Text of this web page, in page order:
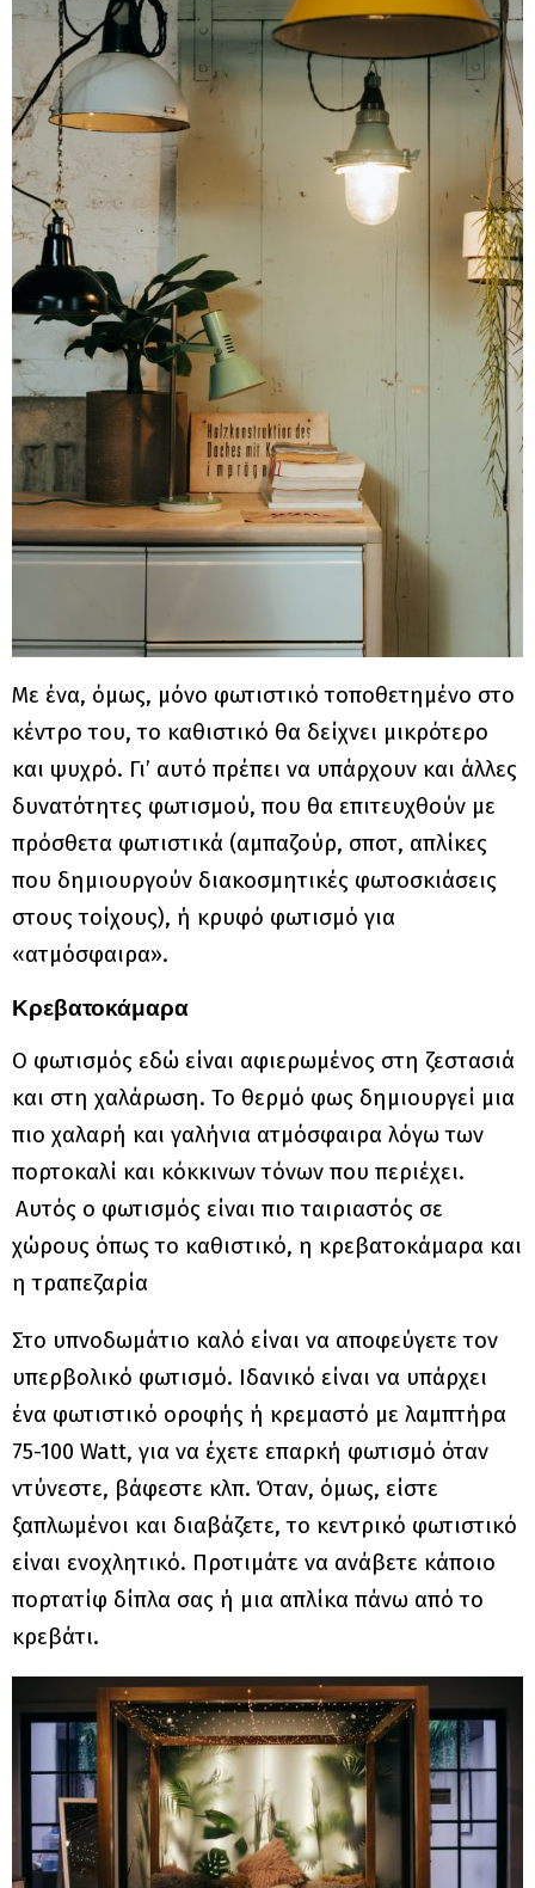
Με ένα, όμως, μόνο φωτιστικό τοποθετημένο στο
κέντρο του, το καθιστικό θα δείχνει μικρότερο
και ψυχρό. Γι’ αυτό πρέπει να υπάρχουν και άλλες
δυνατότητες φωτισμού, που θα επιτευχθούν με
πρόσθετα φωτιστικά (αμπαζούρ, σποτ, απλίκες
που δημιουργούν διακοσμητικές φωτοσκιάσεις
στους τοίχους), ή κρυφό φωτισμό για
«ατμόσφαιρα».
Κρεβατοκάμαρα
Ο φωτισμός εδώ είναι αφιερωμένος στη ζεστασιά
και στη χαλάρωση. Το θερμό φως δημιουργεί μια
πιο χαλαρή και γαλήνια ατμόσφαιρα λόγω των
πορτοκαλί και κόκκινων τόνων που περιέχει.
Αυτός ο φωτισμός είναι πιο ταιριαστός σε
χώρους όπως το καθιστικό, η κρεβατοκάμαρα και
η τραπεζαρία
Στο υπνοδωμάτιο καλό είναι να αποφεύγετε τον
υπερβολικό φωτισμό. Ιδανικό είναι να υπάρχει
ένα φωτιστικό οροφής ή κρεμαστό με λαμπτήρα
75-100 Watt, για να έχετε επαρκή φωτισμό όταν
ντύνεστε, βάφεστε κλπ. Όταν, όμως, είστε
ξαπλωμένοι και διαβάζετε, το κεντρικό φωτιστικό
είναι ενοχλητικό. Προτιμάτε να ανάβετε κάποιο
πορτατίφ δίπλα σας ή μια απλίκα πάνω από το
κρεβάτι.